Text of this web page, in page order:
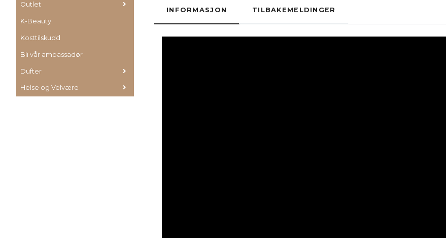
Outlet
K-Beauty
Kosttilskudd
Bli vår ambassadør
Dufter
Helse og Velvære
INFORMASJON TILBAKEMELDINGER